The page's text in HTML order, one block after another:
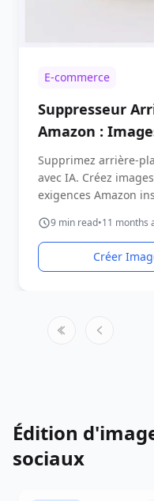
E-commerce
Suppresseur
Amazon :
Supprimez arrière-
avec IA. Créez
exigences Amazon
9min read•11 months
Créer
Édition
sociaux